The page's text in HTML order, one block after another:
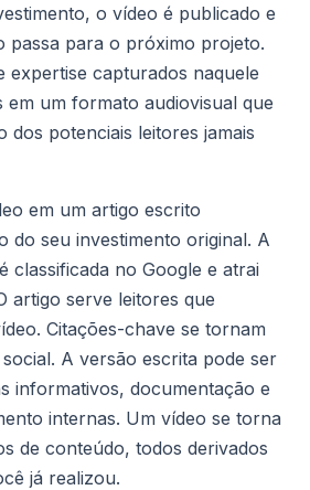
o vídeo é publicado e
passa para o próximo projeto.
expertise capturados naquele
em um formato audiovisual que
dos potenciais leitores jamais
em um artigo escrito
do seu investimento original. A
classificada no Google e atrai
artigo serve leitores que
Citações-chave se tornam
A versão escrita pode ser
informativos, documentação e
internas. Um vídeo se torna
de conteúdo, todos derivados
já realizou.